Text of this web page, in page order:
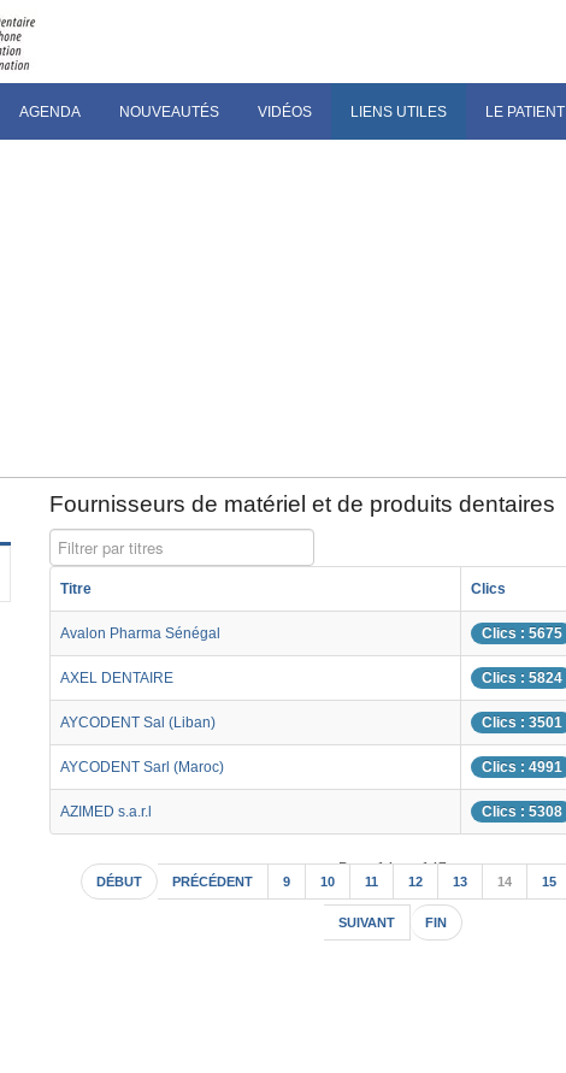
AGENDA NOUVEAUTÉS VIDÉOS LIENS UTILES LE PATIENT
Fournisseurs de matériel et de produits dentaires
Filtrer par titres
Titre Clics
Avalon Pharma Sénégal Clics : 5675
AXEL DENTAIRE Clics : 5824
AYCODENT Sal (Liban) Clics : 3501
AYCODENT Sarl (Maroc) Clics : 4991
AZIMED s.a.r.l Clics : 5308
Page 14 sur 147
DÉBUT PRÉCÉDENT 9 10 11 12 13 14 15
SUIVANT FIN